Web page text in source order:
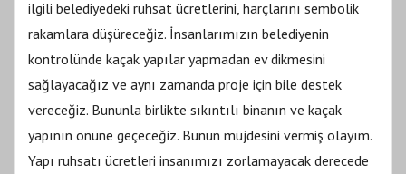
ilgili belediyedeki ruhsat ücretlerini, harçlarını sembolik
rakamlara düşüreceğiz. İnsanlarımızın belediyenin
kontrolünde kaçak yapılar yapmadan ev dikmesini
sağlayacağız ve aynı zamanda proje için bile destek
vereceğiz. Bununla birlikte sıkıntılı binanın ve kaçak
yapının önüne geçeceğiz. Bunun müjdesini vermiş olayım.
Yapı ruhsatı ücretleri insanımızı zorlamayacak derecede